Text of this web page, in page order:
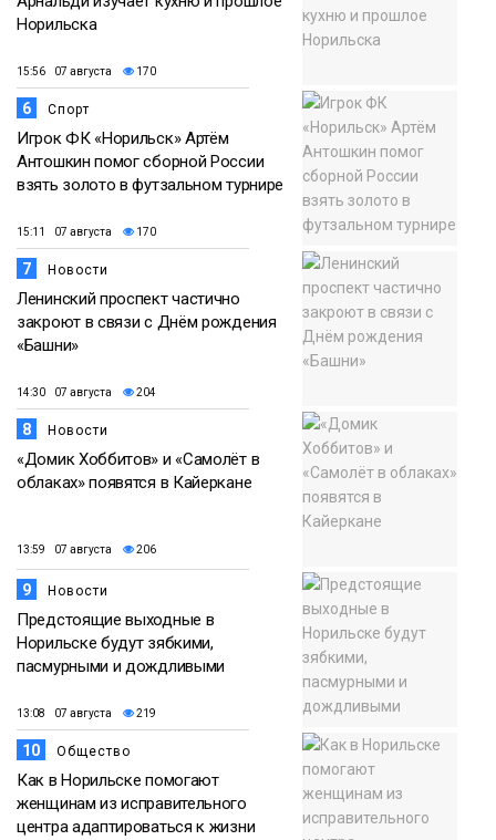
Норильска
15:56 07 августа 170
6 Спорт
Игрок ФК «Норильск» Артём
Антошкин помог сборной России
взять золото в футзальном турнире
15:11 07 августа 170
7 Новости
Ленинский проспект частично
закроют в связи с Днём рождения
«Башни»
14:30 07 августа 204
8 Новости
«Домик Хоббитов» и «Самолёт в
облаках» появятся в Кайеркане
13:59 07 августа 206
9 Новости
Предстоящие выходные в
Норильске будут зябкими,
пасмурными и дождливыми
13:08 07 августа 219
10 Общество
Как в Норильске помогают
женщинам из исправительного
центра адаптироваться к жизни